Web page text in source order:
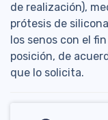
de realización),
prótesis de
los senos con el
posición, de
que lo solicita.